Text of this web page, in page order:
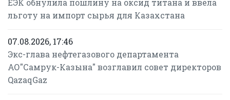
ЕЭК обнулила пошлину на оксид титана и ввела
льготу на импорт сырья для Казахстана
07.08.2026, 17:46
Экс-глава нефтегазового департамента
АО"Самрук-Казына" возглавил совет директоров
QazaqGaz